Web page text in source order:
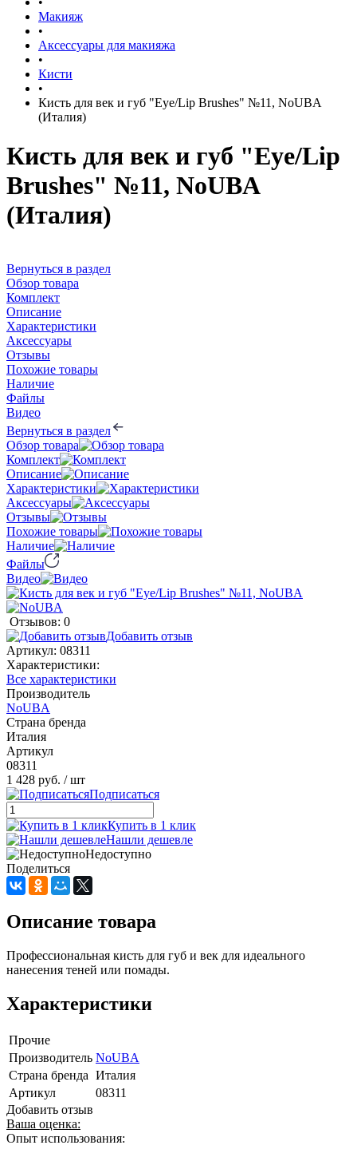
Макияж
•
Аксессуары для макияжа
•
Кисти
•
Кисть для век и губ "Eye/Lip Brushes" №11, NoUBA
(Италия)
Кисть для век и губ "Eye/Lip
Brushes" №11, NoUBA
(Италия)
Вернуться в раздел
Обзор товара
Комплект
Описание
Характеристики
Аксессуары
Отзывы
Похожие товары
Наличие
Файлы
Видео
Вернуться в раздел
Обзор товара
Комплект
Описание
Характеристики
Аксессуары
Отзывы
Похожие товары
Наличие
Файлы
Видео
Отзывов: 0
Добавить отзыв
Артикул: 08311
Характеристики:
Все характеристики
Производитель
NoUBA
Страна бренда
Италия
Артикул
08311
1 428 руб. / шт
Подписаться
Купить в 1 клик
Нашли дешевле
Недоступно
Поделиться
Описание товара
Профессиональная кисть для губ и век для идеального
нанесения теней или помады.
Характеристики
Прочие
Производитель NoUBA
Страна бренда Италия
Артикул
08311
Добавить отзыв
Ваша оценка:
Опыт использования: